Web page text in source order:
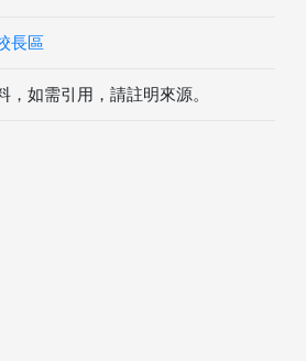
長區
如需引用，請註明來源。